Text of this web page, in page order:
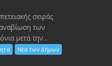
σειράς
των
μετά την...
Νέα των Δήμων